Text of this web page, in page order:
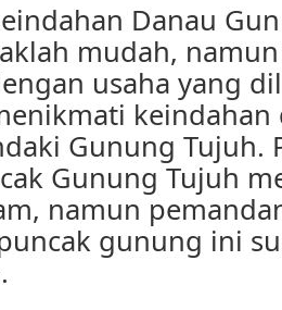
Danau
mudah,
usaha yang
keindahan
Gunung Tujuh.
Gunung Tujuh
namun
gunung ini